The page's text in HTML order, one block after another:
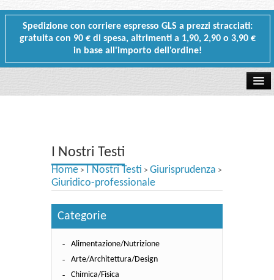
Spedizione con corriere espresso GLS a prezzi stracciati:
gratuita con 90 € di spesa, altrimenti a 1,90, 2,90 o 3,90 €
in base all'importo dell'ordine!
Testi scolastici
Carta Cultura e Carta del Merito - Carta Docente
I Nostri Testi
Home > I Nostri Testi > Giurisprudenza >
Giuridico-professionale
Categorie
Alimentazione/Nutrizione
Arte/Architettura/Design
Chimica/Fisica